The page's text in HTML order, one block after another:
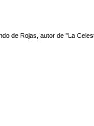
de Rojas, autor de "La